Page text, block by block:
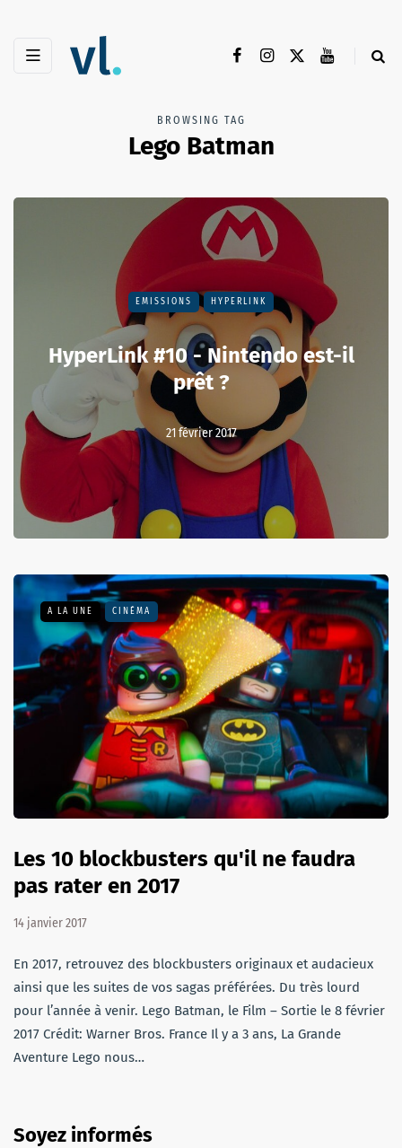
BROWSING TAG
Lego Batman
EMISSIONS HYPERLINK
HyperLink #10 - Nintendo est-il
prêt ?
21 février 2017
A LA UNE CINÉMA
Les 10 blockbusters qu'il ne faudra
pas rater en 2017
14 janvier 2017
En 2017, retrouvez des blockbusters originaux et audacieux
ainsi que les suites de vos sagas préférées. Du très lourd
pour l’année à venir. Lego Batman, le Film – Sortie le 8 février
2017 Crédit: Warner Bros. France Il y a 3 ans, La Grande
Aventure Lego nous…
Soyez informés